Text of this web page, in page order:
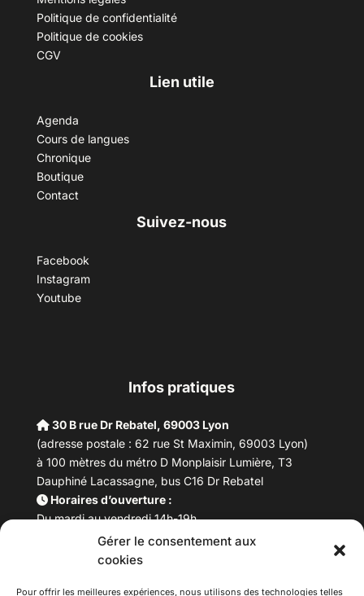
Gérer le consentement aux
cookies
Pour offrir les meilleures expériences, nous utilisons des technologies telles
Politique de confidentialité
Politique de cookies
CGV
Lien utile
Agenda
Cours de langues
Chronique
Boutique
Contact
Suivez-nous
Facebook
Instagram
Youtube
Infos pratiques
30 B rue Dr Rebatel, 69003 Lyon
(adresse postale : 62 rue St Maximin, 69003 Lyon)
à 100 mètres du métro D Monplaisir Lumière, T3
Dauphiné Lacassagne, bus C16 Dr Rebatel
Horaires d’ouverture :
Du mardi au vendredi 14h-19h
Samedi 10h –17h
Fermeture lundi
Email : maisondesculturesasiatiques@asiexpo.com